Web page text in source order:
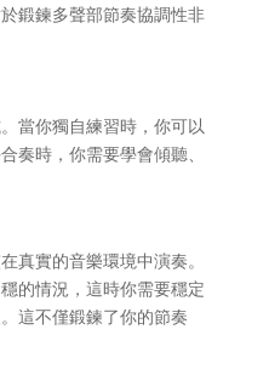
鍛鍊多聲部節奏協調性非
當你獨自練習時，你可以
奏時，你需要學會傾聽、
真實的音樂環境中演奏。
的情況，這時你需要穩定
這不僅鍛鍊了你的節奏